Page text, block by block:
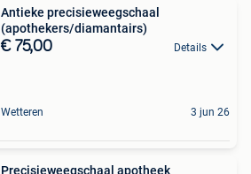
Antieke precisieweegschaal
(apothekers/diamantairs)
€ 75,00 Details
Wetteren 3 jun 26
Precisieweegschaal apotheek